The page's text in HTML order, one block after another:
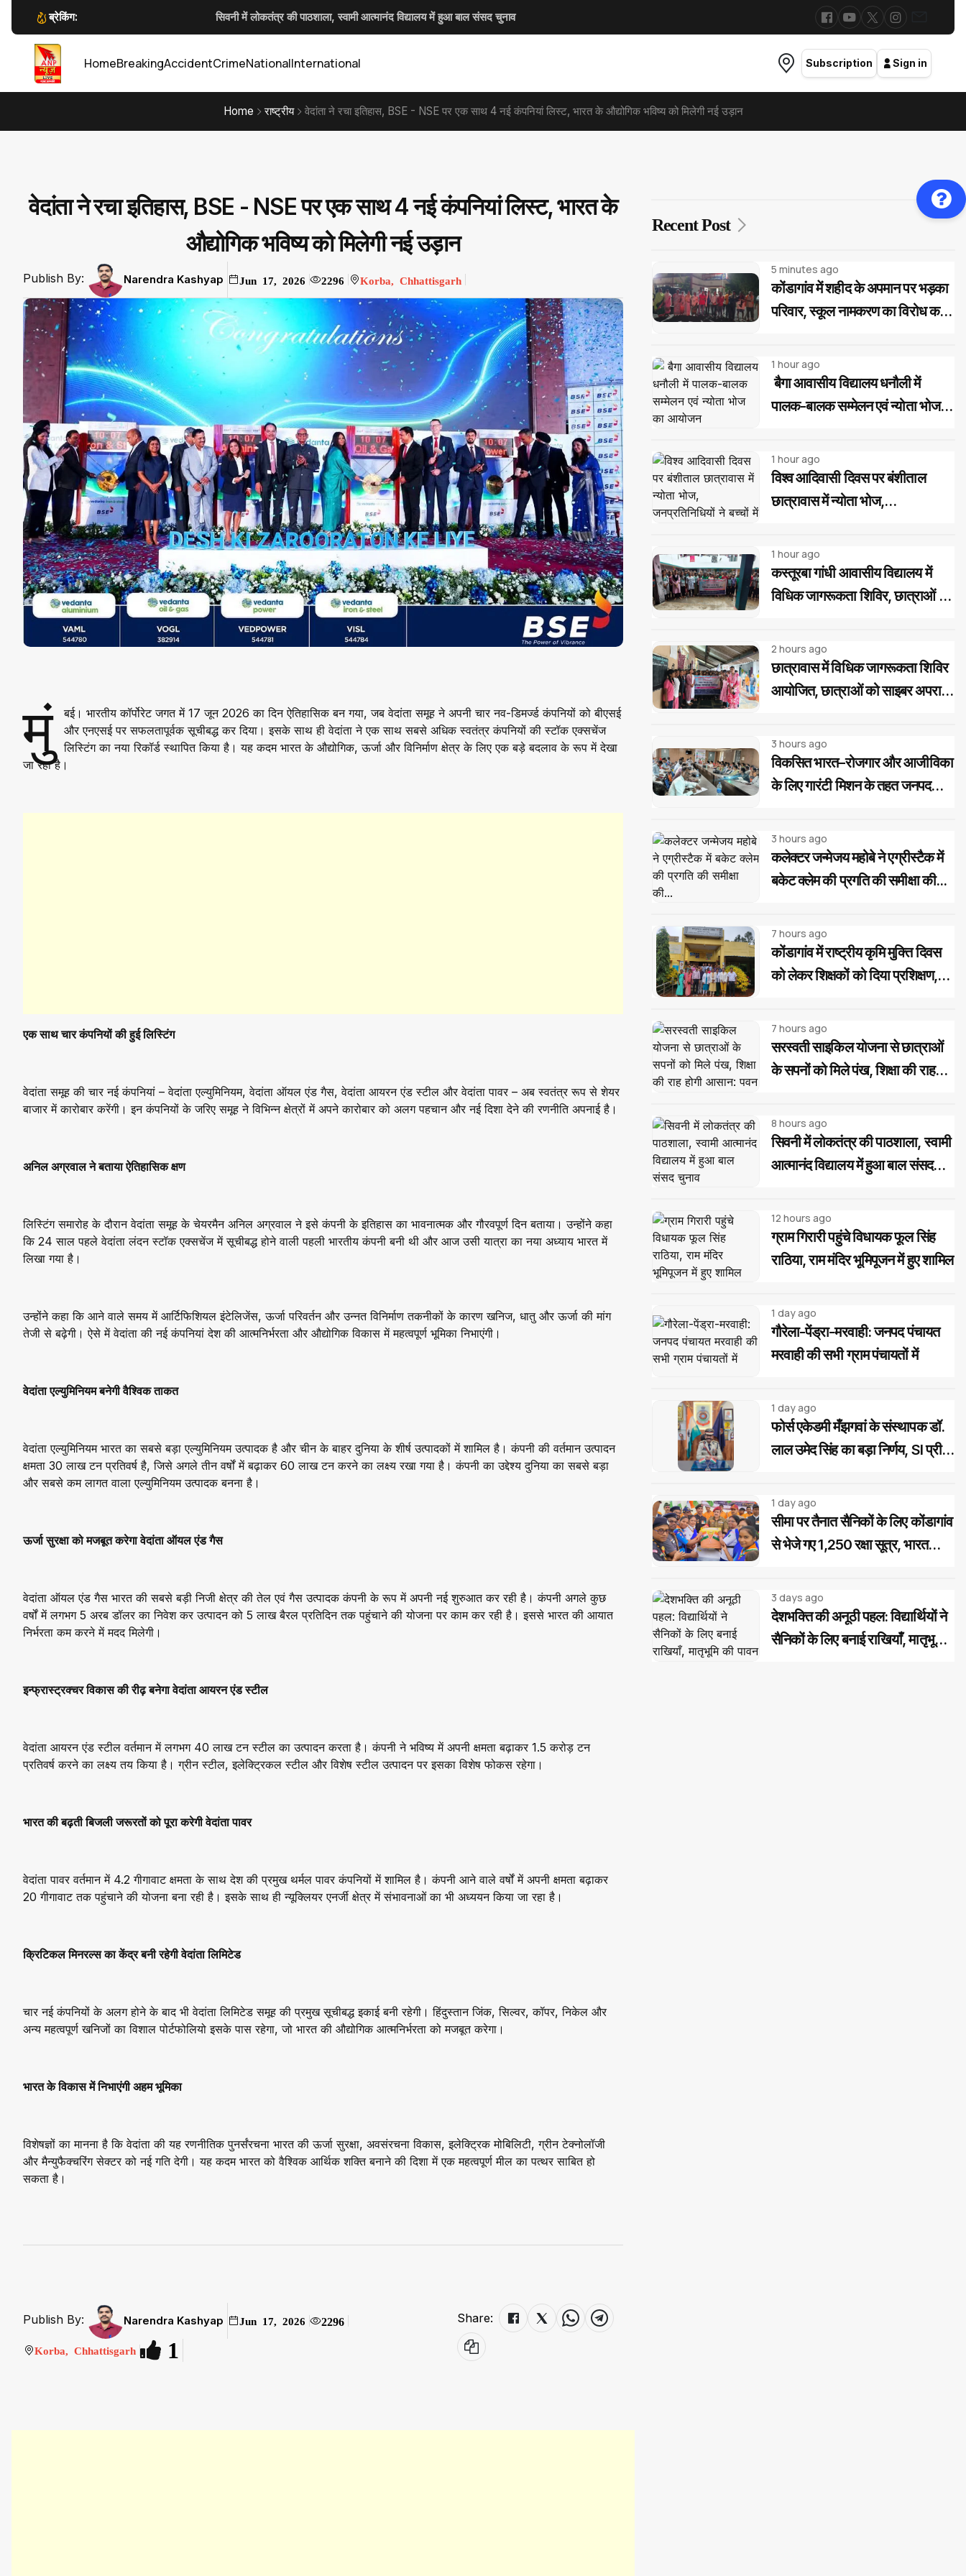
ब्रेकिंग:
सिवनी में लोकतंत्र की पाठशाला, स्वामी आत्मानंद विद्यालय में हुआ बाल संसद चुनाव
गौरेला-पेंड्रा-मरवाही: जनपद पंचायत मरवाही की सभी ग्राम पंचायतों में
फोर्स एकेडमी मँझगवां के संस्थापक डॉ. लाल उमेद सिंह का बड़ा निर्णय, SI प्री परीक्षा उत्तीर्ण अभ्यर्थियों को मिलेगी निःशुल्क कोचिंग और आवासीय सुविधा
Anp News डिजिटल पुलिसिंग पर आईजी की सख्ती, ई-समन और ई-साक्ष्य के 100% उपयोग के निर्देश
HomeBreakingAccidentCrimeNationalInternational Subscription Sign in
Home राष्ट्रीय वेदांता ने रचा इतिहास, BSE - NSE पर एक साथ 4 नई कंपनियां लिस्ट, भारत के औद्योगिक भविष्य को मिलेगी नई उड़ान
वेदांता ने रचा इतिहास, BSE - NSE पर एक साथ 4 नई कंपनियां लिस्ट, भारत के
औद्योगिक भविष्य को मिलेगी नई उड़ान
Publish By: Narendra Kashyap Jun 17, 2026 2296 Korba, Chhattisgarh
मुं
बई। भारतीय कॉर्पोरेट जगत में 17 जून 2026 का दिन ऐतिहासिक बन गया, जब वेदांता समूह ने अपनी चार नव-डिमर्ज्ड कंपनियों को बीएसई
और एनएसई पर सफलतापूर्वक सूचीबद्ध कर दिया। इसके साथ ही वेदांता ने एक साथ सबसे अधिक स्वतंत्र कंपनियों की स्टॉक एक्सचेंज
लिस्टिंग का नया रिकॉर्ड स्थापित किया है। यह कदम भारत के औद्योगिक, ऊर्जा और विनिर्माण क्षेत्र के लिए एक बड़े बदलाव के रूप में देखा
जा रहा है।
एक साथ चार कंपनियों की हुई लिस्टिंग
वेदांता समूह की चार नई कंपनियां – वेदांता एल्युमिनियम, वेदांता ऑयल एंड गैस, वेदांता आयरन एंड स्टील और वेदांता पावर – अब स्वतंत्र रूप से शेयर
बाजार में कारोबार करेंगी। इन कंपनियों के जरिए समूह ने विभिन्न क्षेत्रों में अपने कारोबार को अलग पहचान और नई दिशा देने की रणनीति अपनाई है।
अनिल अग्रवाल ने बताया ऐतिहासिक क्षण
लिस्टिंग समारोह के दौरान वेदांता समूह के चेयरमैन अनिल अग्रवाल ने इसे कंपनी के इतिहास का भावनात्मक और गौरवपूर्ण दिन बताया। उन्होंने कहा
कि 24 साल पहले वेदांता लंदन स्टॉक एक्सचेंज में सूचीबद्ध होने वाली पहली भारतीय कंपनी बनी थी और आज उसी यात्रा का नया अध्याय भारत में
लिखा गया है।
उन्होंने कहा कि आने वाले समय में आर्टिफिशियल इंटेलिजेंस, ऊर्जा परिवर्तन और उन्नत विनिर्माण तकनीकों के कारण खनिज, धातु और ऊर्जा की मांग
तेजी से बढ़ेगी। ऐसे में वेदांता की नई कंपनियां देश की आत्मनिर्भरता और औद्योगिक विकास में महत्वपूर्ण भूमिका निभाएंगी।
वेदांता एल्युमिनियम बनेगी वैश्विक ताकत
वेदांता एल्युमिनियम भारत का सबसे बड़ा एल्युमिनियम उत्पादक है और चीन के बाहर दुनिया के शीर्ष उत्पादकों में शामिल है। कंपनी की वर्तमान उत्पादन
क्षमता 30 लाख टन प्रतिवर्ष है, जिसे अगले तीन वर्षों में बढ़ाकर 60 लाख टन करने का लक्ष्य रखा गया है। कंपनी का उद्देश्य दुनिया का सबसे बड़ा
और सबसे कम लागत वाला एल्युमिनियम उत्पादक बनना है।
ऊर्जा सुरक्षा को मजबूत करेगा वेदांता ऑयल एंड गैस
वेदांता ऑयल एंड गैस भारत की सबसे बड़ी निजी क्षेत्र की तेल एवं गैस उत्पादक कंपनी के रूप में अपनी नई शुरुआत कर रही है। कंपनी अगले कुछ
वर्षों में लगभग 5 अरब डॉलर का निवेश कर उत्पादन को 5 लाख बैरल प्रतिदिन तक पहुंचाने की योजना पर काम कर रही है। इससे भारत की आयात
निर्भरता कम करने में मदद मिलेगी।
इन्फ्रास्ट्रक्चर विकास की रीढ़ बनेगा वेदांता आयरन एंड स्टील
वेदांता आयरन एंड स्टील वर्तमान में लगभग 40 लाख टन स्टील का उत्पादन करता है। कंपनी ने भविष्य में अपनी क्षमता बढ़ाकर 1.5 करोड़ टन
प्रतिवर्ष करने का लक्ष्य तय किया है। ग्रीन स्टील, इलेक्ट्रिकल स्टील और विशेष स्टील उत्पादन पर इसका विशेष फोकस रहेगा।
भारत की बढ़ती बिजली जरूरतों को पूरा करेगी वेदांता पावर
वेदांता पावर वर्तमान में 4.2 गीगावाट क्षमता के साथ देश की प्रमुख थर्मल पावर कंपनियों में शामिल है। कंपनी आने वाले वर्षों में अपनी क्षमता बढ़ाकर
20 गीगावाट तक पहुंचाने की योजना बना रही है। इसके साथ ही न्यूक्लियर एनर्जी क्षेत्र में संभावनाओं का भी अध्ययन किया जा रहा है।
क्रिटिकल मिनरल्स का केंद्र बनी रहेगी वेदांता लिमिटेड
चार नई कंपनियों के अलग होने के बाद भी वेदांता लिमिटेड समूह की प्रमुख सूचीबद्ध इकाई बनी रहेगी। हिंदुस्तान जिंक, सिल्वर, कॉपर, निकेल और
अन्य महत्वपूर्ण खनिजों का विशाल पोर्टफोलियो इसके पास रहेगा, जो भारत की औद्योगिक आत्मनिर्भरता को मजबूत करेगा।
भारत के विकास में निभाएंगी अहम भूमिका
विशेषज्ञों का मानना है कि वेदांता की यह रणनीतिक पुनर्संरचना भारत की ऊर्जा सुरक्षा, अवसंरचना विकास, इलेक्ट्रिक मोबिलिटी, ग्रीन टेक्नोलॉजी
और मैन्युफैक्चरिंग सेक्टर को नई गति देगी। यह कदम भारत को वैश्विक आर्थिक शक्ति बनाने की दिशा में एक महत्वपूर्ण मील का पत्थर साबित हो
सकता है।
Publish By: Narendra Kashyap Jun 17, 2026 2296
Korba, Chhattisgarh 1
Share:
Recent Post
5 minutes ago
कोंडागांव में शहीद के अपमान पर भड़का
परिवार, स्कूल नामकरण का विरोध करने
1 hour ago
बैगा आवासीय विद्यालय धनौली में
पालक-बालक सम्मेलन एवं न्योता भोज
1 hour ago
विश्व आदिवासी दिवस पर बंशीताल
छात्रावास में न्योता भोज,
1 hour ago
कस्तूरबा गांधी आवासीय विद्यालय में
विधिक जागरूकता शिविर, छात्राओं को
के उपाय
2 hours ago
छात्रावास में विधिक जागरूकता शिविर
आयोजित, छात्राओं को साइबर अपराध
जानकारी
3 hours ago
विकसित भारत–रोजगार और आजीविका
के लिए गारंटी मिशन के तहत जनपद
3 hours ago
कलेक्टर जन्मेजय महोबे ने एग्रीस्टैक में
बकेट क्लेम की प्रगति की समीक्षा की...
7 hours ago
कोंडागांव में राष्ट्रीय कृमि मुक्ति दिवस
को लेकर शिक्षकों को दिया प्रशिक्षण,
प्रक्रिया
7 hours ago
सरस्वती साइकिल योजना से छात्राओं
के सपनों को मिले पंख, शिक्षा की राह
8 hours ago
सिवनी में लोकतंत्र की पाठशाला, स्वामी
आत्मानंद विद्यालय में हुआ बाल संसद
12 hours ago
ग्राम गिरारी पहुंचे विधायक फूल सिंह
राठिया, राम मंदिर भूमिपूजन में हुए शामिल
1 day ago
गौरेला-पेंड्रा-मरवाही: जनपद पंचायत
मरवाही की सभी ग्राम पंचायतों में
1 day ago
फोर्स एकेडमी मँझगवां के संस्थापक डॉ.
लाल उमेद सिंह का बड़ा निर्णय, SI प्री
निःशुल्क कोचिंग और आवासीय सुविधा
1 day ago
सीमा पर तैनात सैनिकों के लिए कोंडागांव
से भेजे गए 1,250 रक्षा सूत्र, भारत
3 days ago
देशभक्ति की अनूठी पहल: विद्यार्थियों ने
सैनिकों के लिए बनाई राखियाँ, मातृभूमि